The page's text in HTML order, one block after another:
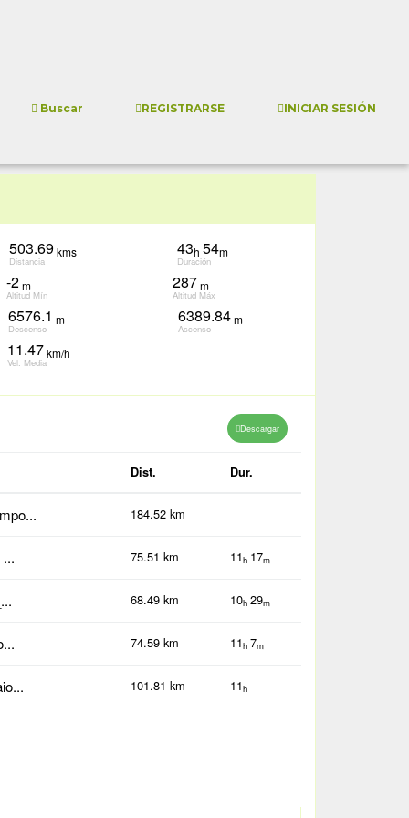
Buscar REGISTRARSE INICIAR SESIÓN
503.69kms
Distancia
43h54m
Duración
-2m
Altitud Mín
287m
Altitud Máx
6576.1 m
Descenso
6389.84m
Ascenso
11.47km/h
Vel. Media
Descargar
Dist. Dur.
184.52 km
75.51 km 11h 17m
68.49 km 10h 29m
74.59 km 11h 7m
101.81 km 11h